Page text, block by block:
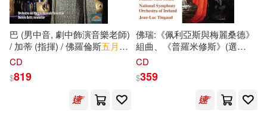
朴始連(2) 武田 寸(2)
泰瑞・五月・米爾霍普(2)
Naxos(13)
Linfair Records Limited(8)
SONY MUSIC(8)
(可複選)
巴 (男中音, 劇中飾演音樂老師)
/ 加蒂 (指揮) / 佛羅倫斯五月音
樂節管弦樂團 (2CD)(Richard
Krassimira Stoyanova
(Ariadne/Prima Donna) /
Sophie Koch (Komponist) /
CD
$819
佛瑞:《佩利亞斯與梅麗桑德》
組曲、《普羅米修斯》(選
段)、《夏洛克》與歌曲 / 塔拉
格 (指揮) / 愛爾蘭RTÉ國家交
響樂團,愛爾蘭室內合唱團
(Fauré: Pelléas et Mélisande
CD
$359